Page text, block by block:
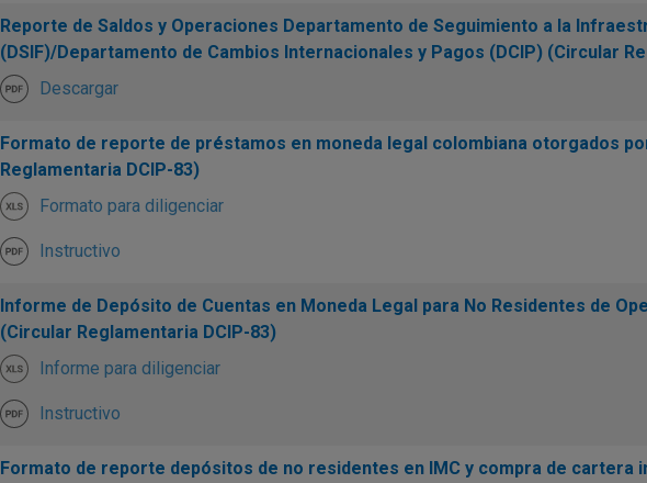
Reporte de Saldos y Operaciones Departamento de Seguimiento a la
(DSIF)/Departamento de Cambios Internacionales y Pagos (DCIP) (Circular
Descargar
Formato de reporte de préstamos en moneda legal colombiana otorgados
Reglamentaria DCIP-83)
Formato para diligenciar
Instructivo
Informe de Depósito de Cuentas en Moneda Legal para No Residentes de
(Circular Reglamentaria DCIP-83)
Informe para diligenciar
Instructivo
Formato de reporte depósitos de no residentes en IMC y compra de cartera